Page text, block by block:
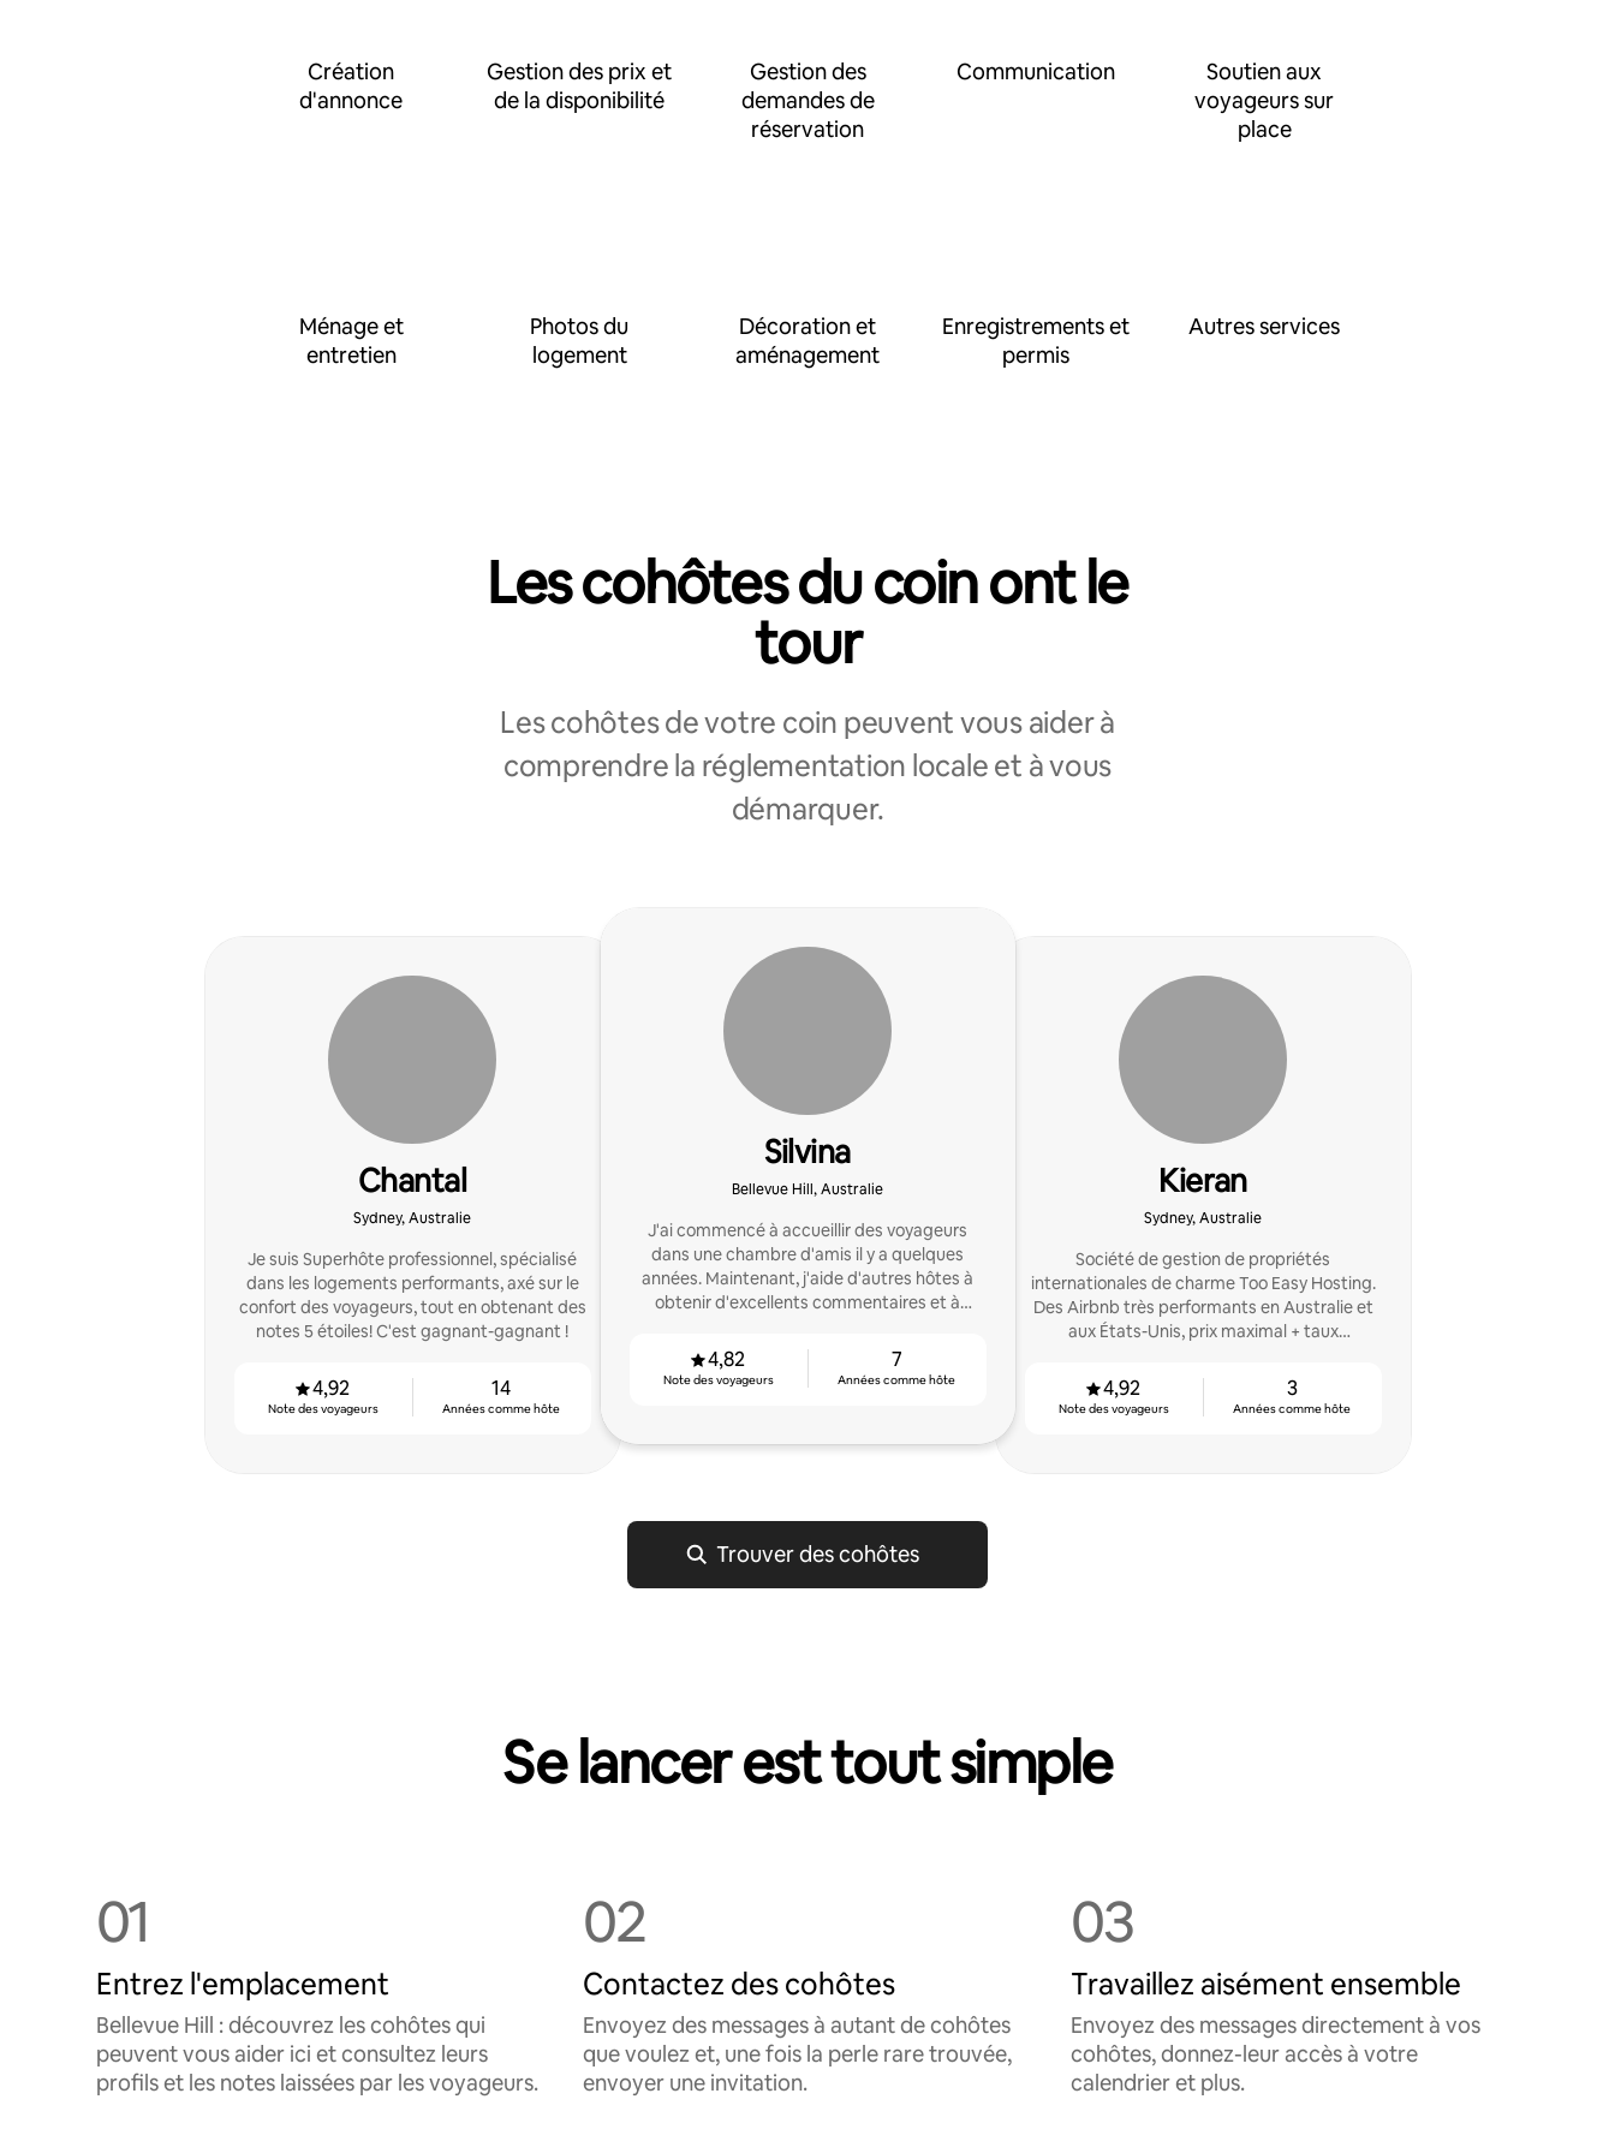
Création
d'annonce
Gestion des prix et
de la disponibilité
Gestion des
demandes de
réservation
Communication
Soutien aux
voyageurs sur
place
Ménage et
entretien
Photos du
logement
Décoration et
aménagement
Enregistrements et
permis
Autres services
Les cohôtes du coin ont le
tour
Les cohôtes de votre coin peuvent vous aider à
comprendre la réglementation locale et à vous
démarquer.
Chantal
Sydney, Australie
Je suis Superhôte professionnel, spécialisé
dans les logements performants, axé sur le
confort des voyageurs, tout en obtenant des
notes 5 étoiles! C'est gagnant-gagnant !
4,92
Note des voyageurs
14
Années comme hôte
Silvina
Bellevue Hill, Australie
J'ai commencé à accueillir des voyageurs
dans une chambre d'amis il y a quelques
années. Maintenant, j'aide d'autres hôtes à
obtenir d'excellents commentaires et à
4,82
Note des voyageurs
7
Années comme hôte
Kieran
Sydney, Australie
Société de gestion de propriétés
internationales de charme Too Easy Hosting.
Des Airbnb très performants en Australie et
aux États-Unis, prix maximal + taux
4,92
Note des voyageurs
3
Années comme hôte
Trouver des cohôtes
Se lancer est tout simple
01
Entrez l'emplacement
Bellevue Hill : découvrez les cohôtes qui
peuvent vous aider ici et consultez leurs
profils et les notes laissées par les voyageurs.
02
Contactez des cohôtes
Envoyez des messages à autant de cohôtes
que voulez et, une fois la perle rare trouvée,
envoyer une invitation.
03
Travaillez aisément ensemble
Envoyez des messages directement à vos
cohôtes, donnez-leur accès à votre
calendrier et plus.